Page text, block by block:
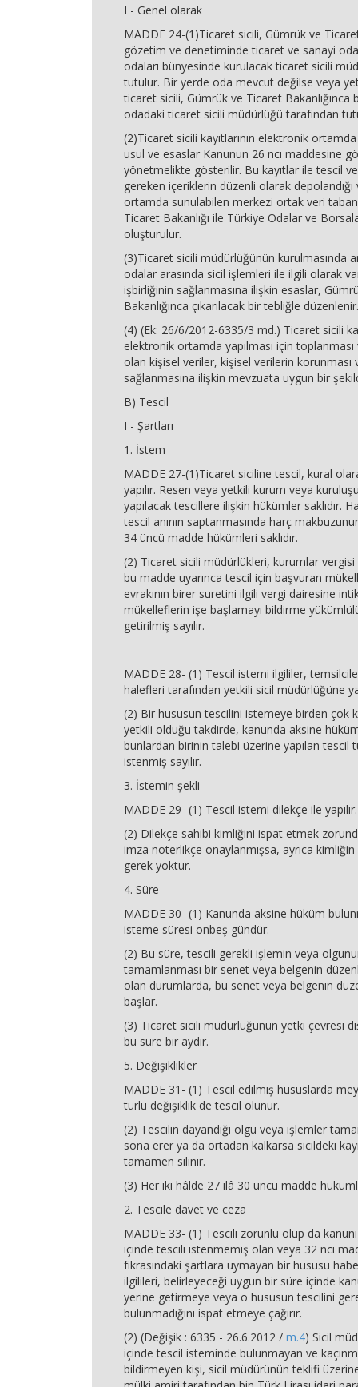
I - Genel olarak
MADDE 24-(1)Ticaret sicili, Gümrük ve Ticaret
gözetim ve denetiminde ticaret ve sanayi
odaları bünyesinde kurulacak ticaret sicili
tutulur. Bir yerde oda mevcut değilse veya
ticaret sicili, Gümrük ve Ticaret Bakanlığınca
odadaki ticaret sicili müdürlüğü tarafından
(2)Ticaret sicili kayıtlarının elektronik
usul ve esaslar Kanunun 26 ncı maddesine
yönetmelikte gösterilir. Bu kayıtlar ile tescil
gereken içeriklerin düzenli olarak
ortamda sunulabilen merkezi ortak veri
Ticaret Bakanlığı ile Türkiye Odalar ve
oluşturulur.
(3)Ticaret sicili müdürlüğünün kurulmasında
odalar arasında sicil işlemleri ile ilgili olarak
işbirliğinin sağlanmasına ilişkin esaslar,
Bakanlığınca çıkarılacak bir tebliğle düzenlenir.
(4) (Ek: 26/6/2012-6335/3 md.) Ticaret sicili
elektronik ortamda yapılması için
olan kişisel veriler, kişisel verilerin korunması
sağlanmasına ilişkin mevzuata uygun bir
B) Tescil
I - Şartları
1. İstem
MADDE 27-(1)Ticaret siciline tescil, kural
yapılır. Resen veya yetkili kurum veya
yapılacak tescillere ilişkin hükümler saklıdır.
tescil anının saptanmasında harç
34 üncü madde hükümleri saklıdır.
(2) Ticaret sicili müdürlükleri, kurumlar
bu madde uyarınca tescil için başvuran
evrakının birer suretini ilgili vergi dairesine
mükelleflerin işe başlamayı bildirme
getirilmiş sayılır.
MADDE 28- (1) Tescil istemi ilgililer,
halefleri tarafından yetkili sicil müdürlüğüne
(2) Bir hususun tescilini istemeye birden çok
yetkili olduğu takdirde, kanunda aksine
bunlardan birinin talebi üzerine yapılan tescil
istenmiş sayılır.
3. İstemin şekli
MADDE 29- (1) Tescil istemi dilekçe ile yapılır.
(2) Dilekçe sahibi kimliğini ispat etmek
imza noterlikçe onaylanmışsa, ayrıca
gerek yoktur.
4. Süre
MADDE 30- (1) Kanunda aksine hüküm
isteme süresi onbeş gündür.
(2) Bu süre, tescili gerekli işlemin veya
tamamlanması bir senet veya belgenin
olan durumlarda, bu senet veya belgenin
başlar.
(3) Ticaret sicili müdürlüğünün yetki çevresi
bu süre bir aydır.
5. Değişiklikler
MADDE 31- (1) Tescil edilmiş hususlarda
türlü değişiklik de tescil olunur.
(2) Tescilin dayandığı olgu veya işlemler
sona erer ya da ortadan kalkarsa sicildeki
tamamen silinir.
(3) Her iki hâlde 27 ilâ 30 uncu madde
2. Tescile davet ve ceza
MADDE 33- (1) Tescili zorunlu olup da
içinde tescili istenmemiş olan veya 32 nci
fıkrasındaki şartlara uymayan bir hususu
ilgilileri, belirleyeceği uygun bir süre içinde
yerine getirmeye veya o hususun tescilini
bulunmadığını ispat etmeye çağırır.
(2) (Değişik : 6335 - 26.6.2012 / m.4) Sicil
içinde tescil isteminde bulunmayan ve
bildirmeyen kişi, sicil müdürünün teklifi